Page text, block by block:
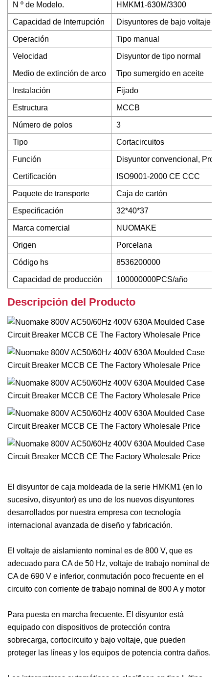
N º de Modelo. HMKM1-630M/3300
Capacidad de Interrupción Disyuntores de bajo voltaje
Operación Tipo manual
Velocidad Disyuntor de tipo normal
Medio de extinción de arco Tipo sumergido en aceite
Instalación Fijado
Estructura MCCB
Número de polos 3
Tipo Cortacircuitos
Función Disyuntor convencional,
Certificación ISO9001-2000 CE CCC
Paquete de transporte Caja de cartón
Especificación 32*40*37
Marca comercial NUOMAKE
Origen Porcelana
Código hs 8536200000
Capacidad de producción 100000000PCS/año
Descripción del Producto
El disyuntor de caja moldeada de la serie HMKM1 (en lo
sucesivo, disyuntor) es uno de los nuevos disyuntores
desarrollados por nuestra empresa con tecnología
internacional avanzada de diseño y fabricación.
El voltaje de aislamiento nominal es de 800 V, que es
adecuado para CA de 50 Hz, voltaje de trabajo nominal de
CA de 690 V e inferior, conmutación poco frecuente en el
circuito con corriente de trabajo nominal de 800 A y motor
Para puesta en marcha frecuente. El disyuntor está
equipado con dispositivos de protección contra
sobrecarga, cortocircuito y bajo voltaje, que pueden
proteger las líneas y los equipos de potencia contra daños.